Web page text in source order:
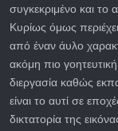
συγκεκριμένο και το
Κυρίως όμως
από έναν άυλο
ακόμη πιο
διεργασία καθώς
είναι το αυτί σε
δικτατορία της